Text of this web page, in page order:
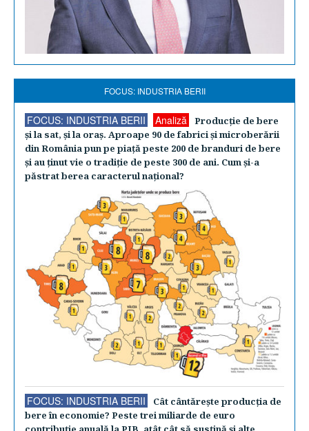
FOCUS: INDUSTRIA BERII
FOCUS: INDUSTRIA BERII Analiză
Producţie de bere
şi la sat, şi la oraş. Aproape 90 de fabrici şi microberării
din România pun pe piaţă peste 200 de branduri de bere
şi au ţinut vie o tradiţie de peste 300 de ani. Cum şi-a
păstrat berea caracterul naţional?
FOCUS: INDUSTRIA BERII
Cât cântăreşte producţia de
bere în economie? Peste trei miliarde de euro